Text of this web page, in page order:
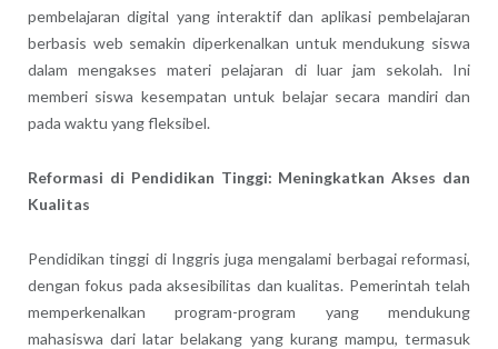
pembelajaran digital yang interaktif dan aplikasi pembelajaran
berbasis web semakin diperkenalkan untuk mendukung siswa
dalam mengakses materi pelajaran di luar jam sekolah. Ini
memberi siswa kesempatan untuk belajar secara mandiri dan
pada waktu yang fleksibel.
Reformasi di Pendidikan Tinggi: Meningkatkan Akses dan
Kualitas
Pendidikan tinggi di Inggris juga mengalami berbagai reformasi,
dengan fokus pada aksesibilitas dan kualitas. Pemerintah telah
memperkenalkan program-program yang mendukung
mahasiswa dari latar belakang yang kurang mampu, termasuk